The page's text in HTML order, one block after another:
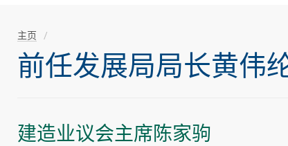
主页
前任发展局局长黄伟
建造业议会主席陈家驹